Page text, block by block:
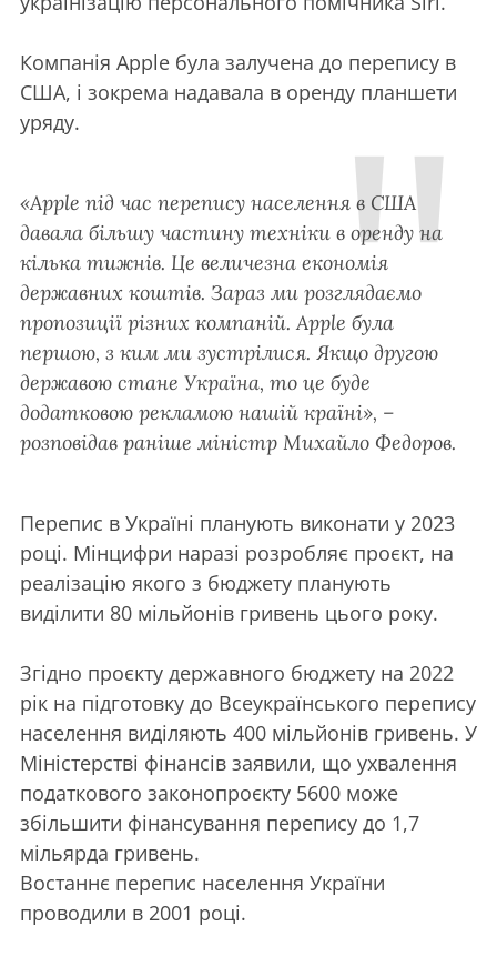
Компанія Apple була залучена до перепису в
США, і зокрема надавала в оренду планшети
уряду.
«Apple під час перепису населення в США
давала більшу частину техніки в оренду на
кілька тижнів. Це величезна економія
державних коштів. Зараз ми розглядаємо
пропозиції різних компаній. Apple була
першою, з ким ми зустрілися. Якщо другою
державою стане Україна, то це буде
додатковою рекламою нашій країні», –
розповідав раніше міністр Михайло Федоров.
Перепис в Україні планують виконати у 2023
році. Мінцифри наразі розробляє проєкт, на
реалізацію якого з бюджету планують
виділити 80 мільйонів гривень цього року.
Згідно проєкту державного бюджету на 2022
рік на підготовку до Всеукраїнського перепису
населення виділяють 400 мільйонів гривень. У
Міністерстві фінансів заявили, що ухвалення
податкового законопроєкту 5600 може
збільшити фінансування перепису до 1,7
мільярда гривень.
Востаннє перепис населення України
проводили в 2001 році.